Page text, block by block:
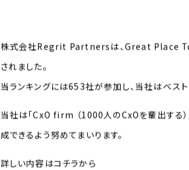
株式会社Regrit Partnersは、Great Place
されました。
当ランキングには653社が参加し、当社はベスト
当社は「CxO firm （1000人のCxOを輩出する
成できるよう努めてまいります。
詳しい内容はコチラから